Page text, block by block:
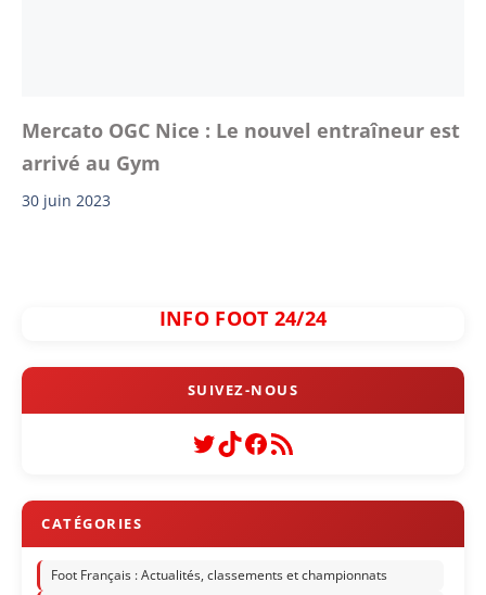
Mercato OGC Nice : Le nouvel entraîneur est
arrivé au Gym
30 juin 2023
INFO FOOT 24/24
Twitter
TikTok
Facebook
Flux RSS
Foot Français : Actualités, classements et championnats